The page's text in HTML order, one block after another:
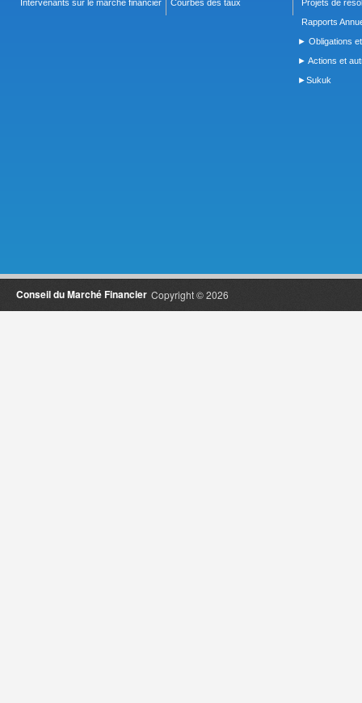
Intervenants sur le marché financier
Courbes des taux
Projets de
Rapports
► Obligations
► Actions et
►Sukuk
Copyright © 2026
Conseil du Marché Financier